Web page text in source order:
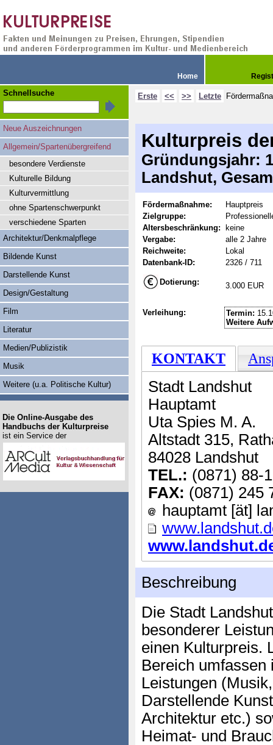
Home
Erste << >> Letzte
Kulturpreis
Gründungsjahr:
Landshut,
Fördermaßnahme:
Hauptpreis
Zielgruppe:
Altersbeschränkung:
keine
Vergabe:
alle 2 Jahre
Reichweite:
Lokal
Datenbank-ID:
2326 / 711
Dotierung: 3.000 EUR
Verleihung: Termin:
Weitere
KONTAKT
Stadt Landshut
Hauptamt
Uta Spies M. A.
Altstadt 315,
84028 Landshut
TEL.: (0871) 88-
FAX: (0871) 245
hauptamt [ät]
Beschreibung
Die Stadt
besonderer
einen Kulturpreis.
Bereich umfassen
Leistungen
Darstellende
Architektur etc.)
Heimat- und
Schnellsuche
Neue Auszeichnungen
Allgemein/Spartenübergreifend
besondere Verdienste
Kulturelle Bildung
Kulturvermittlung
ohne Spartenschwerpunkt
verschiedene Sparten
Architektur/Denkmalpflege
Bildende Kunst
Darstellende Kunst
Design/Gestaltung
Film
Literatur
Medien/Publizistik
Musik
Weitere (u.a. Politische Kultur)
Die Online-Ausgabe des
Handbuchs der Kulturpreise
ist ein Service der